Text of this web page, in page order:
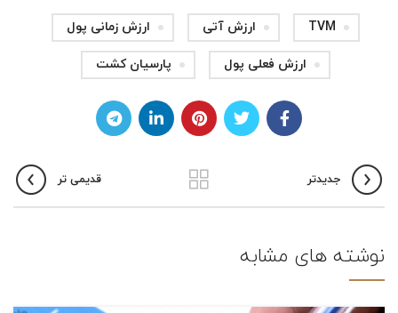
TVM ارزش آتی ارزش زمانی پول
ارزش فعلی پول پارسیان کشت
جدیدتر قدیمی تر
نوشته های مشابه